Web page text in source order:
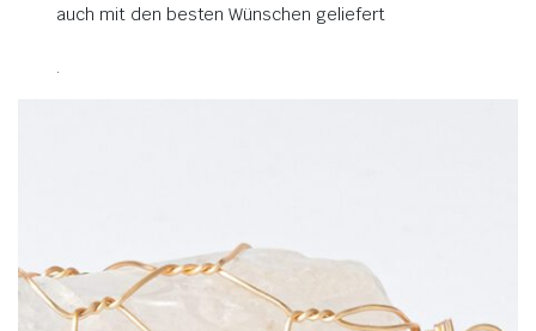
auch mit den besten Wünschen geliefert
.